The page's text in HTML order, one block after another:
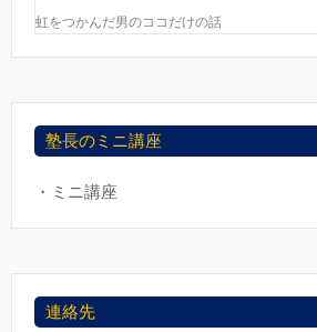
虹をつかんだ男のココだけの話
塾長のミニ講座
・ミニ講座
連絡先